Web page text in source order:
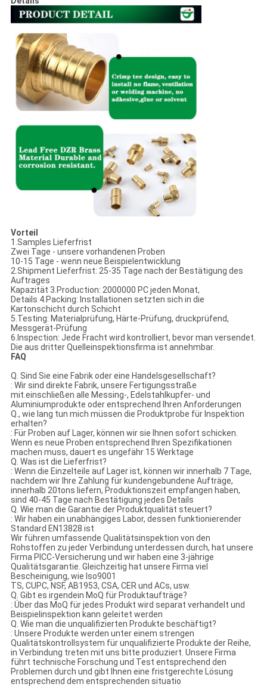
Vorteil
1.Samples Lieferfrist
Zwei Tage - unsere vorhandenen Proben
10-15 Tage - wenn neue Beispielentwicklung
2.Shipment Lieferfrist: 25-35 Tage nach der Bestätigung des
Auftrages
Kapazität 3.Production: 2000000 PC jeden Monat,
Details 4.Packing: Installationen setzten sich in die
Kartonschicht durch Schicht
5.Testing: Materialprüfung, Härte-Prüfung, druckprüfend,
Messgerät-Prüfung
6.Inspection: Jede Fracht wird kontrolliert, bevor man versendet.
Die aus dritter Quelleinspektionsfirma ist annehmbar.
FAQ
Q. Sind Sie eine Fabrik oder eine Handelsgesellschaft?
: Wir sind direkte Fabrik, unsere Fertigungsstraße
mit.einschließen alle Messing-, Edelstahlkupfer- und
Aluminiumprodukte oder entsprechend Ihren Anforderungen
Q., wie lang tun mich müssen die Produktprobe für Inspektion
erhalten?
: Für Proben auf Lager, können wir sie Ihnen sofort schicken.
Wenn es neue Proben entsprechend Ihren Spezifikationen
machen muss, dauert es ungefähr 15 Werktage
Q. Was ist die Lieferfrist?
: Wenn die Einzelteile auf Lager ist, können wir innerhalb 7 Tage,
nachdem wir Ihre Zahlung für kundengebundene Aufträge,
innerhalb 20tons liefern, Produktionszeit empfangen haben,
sind 40-45 Tage nach Bestätigung jedes Details
Q. Wie man die Garantie der Produktqualität steuert?
: Wir haben ein unabhängiges Labor, dessen funktionierender
Standard EN13828 ist
Wir führen umfassende Qualitätsinspektion von den
Rohstoffen zu jeder Verbindung unterdessen durch, hat unsere
Firma PICC-Versicherung und wir haben eine 3-jährige
Qualitätsgarantie. Gleichzeitig hat unsere Firma viel
Bescheinigung, wie Iso9001
TS, CUPC, NSF, AB1953, CSA, CER und ACs, usw.
Q. Gibt es irgendein MoQ für Produktaufträge?
: Über das MoQ für jedes Produkt wird separat verhandelt und
Beispielinspektion kann geleitet werden
Q. Wie man die unqualifizierten Produkte beschäftigt?
: Unsere Produkte werden unter einem strengen
Qualitätskontrollsystem für unqualifizierte Produkte der Reihe,
in Verbindung treten mit uns bitte produziert. Unsere Firma
führt technische Forschung und Test entsprechend den
Problemen durch und gibt Ihnen eine fristgerechte Lösung
entsprechend dem entsprechenden situatio